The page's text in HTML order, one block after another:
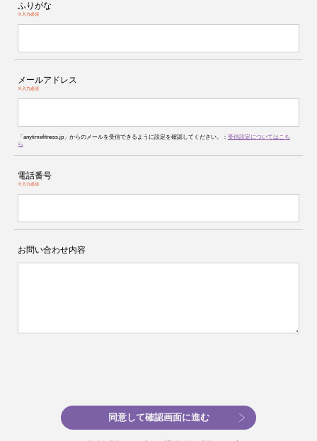
ふりがな
※入力必須
メールアドレス
※入力必須
「anytimefitness.jp」からのメールを受信できるように設定を確認してください。： 受信設定についてはこち
ら
電話番号
※入力必須
お問い合わせ内容